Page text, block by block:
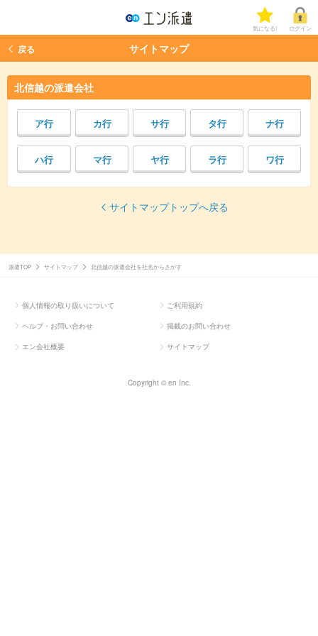
気になる! ログイン
サイトマップ
戻る
北信越の派遣会社
ア行 カ行 サ行 タ行 ナ行
ハ行 マ行 ヤ行 ラ行 ワ行
サイトマップトップへ戻る
派遣TOP サイトマップ 北信越の派遣会社を社名からさがす
個人情報の取り扱いについて ご利用規約
ヘルプ・お問い合わせ 掲載のお問い合わせ
エン会社概要 サイトマップ
Copyright © en Inc.